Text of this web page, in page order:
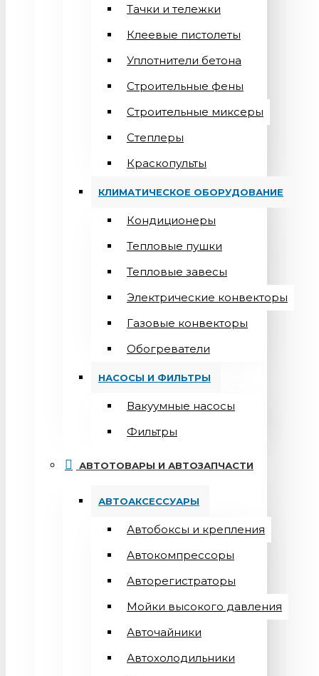
Тачки и тележки
Клеевые пистолеты
Уплотнители бетона
Строительные фены
Строительные миксеры
Степлеры
Краскопульты
КЛИМАТИЧЕСКОЕ ОБОРУДОВАНИЕ
Кондиционеры
Teпловые пушки
Тепловые завесы
Электрические конвекторы
Газовые конвекторы
Обогреватели
НАСОСЫ И ФИЛЬТРЫ
Вакуумные насосы
Фильтры
АВТОТОВАРЫ И АВТОЗАПЧАСТИ
АВТОАКСЕССУАРЫ
Автобоксы и крепления
Автокомпрессоры
Авторегистраторы
Мойки высокого давления
Авточайники
Автохолодильники